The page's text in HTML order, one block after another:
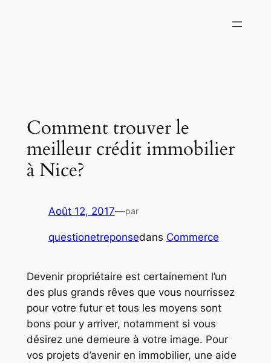
Comment trouver le
meilleur crédit immobilier
à Nice?
Août 12, 2017—par
questionetreponsedans Commerce
Devenir propriétaire est certainement l’un
des plus grands rêves que vous nourrissez
pour votre futur et tous les moyens sont
bons pour y arriver, notamment si vous
désirez une demeure à votre image. Pour
vos projets d’avenir en immobilier, une aide